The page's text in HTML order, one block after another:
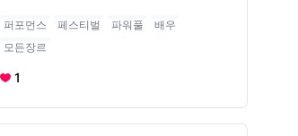
퍼포먼스 페스티벌 파워풀
배우
모든장르
1